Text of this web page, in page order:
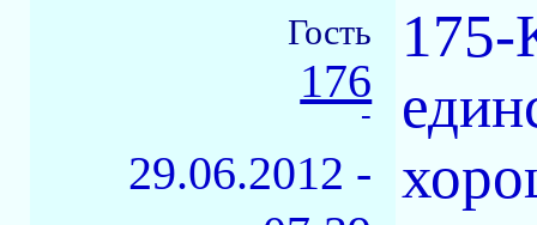
Гость
176
-
29.06.2012 -
175-